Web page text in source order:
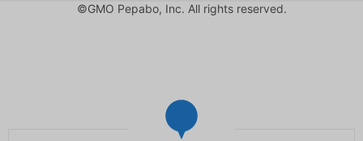
©GMO Pepabo, Inc. All rights reserved.